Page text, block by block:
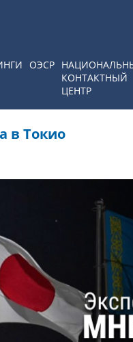
ОЭСР
КОНТАКТНЫЙ
ЦЕНТР
в Токио